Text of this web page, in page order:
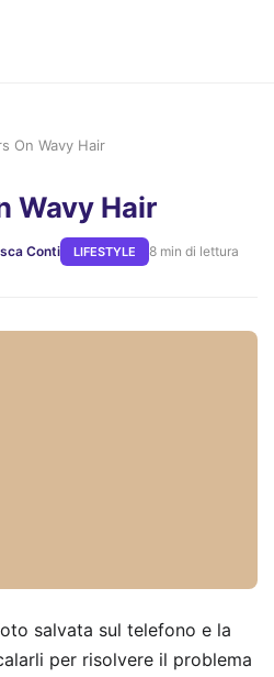
On Wavy Hair
Wavy Hair
Conti LIFESTYLE 8 min di lettura
salvata sul telefono e la
per risolvere il problema